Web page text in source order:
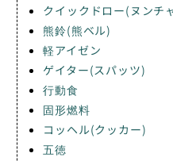
クイックドロー(ヌンチ
熊鈴(熊ベル)
軽アイゼン
ゲイター(スパッツ)
行動食
固形燃料
コッヘル(クッカー)
五徳